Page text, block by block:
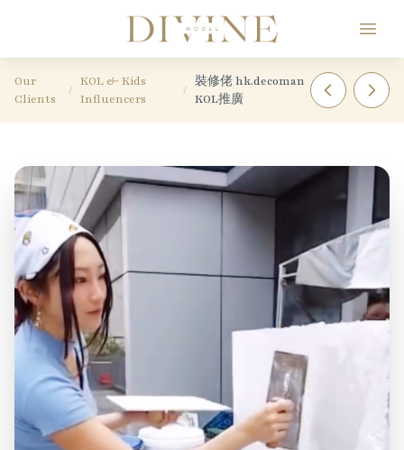
Divine Model Agency
Our
Clients
/
KOL & Kids
Influencers
/
裝修佬 hk.decoman
KOL推廣